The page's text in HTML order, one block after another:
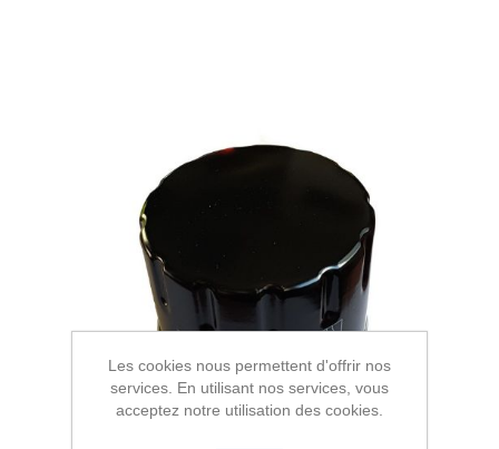
Les cookies nous permettent d'offrir nos
services. En utilisant nos services, vous
acceptez notre utilisation des cookies.